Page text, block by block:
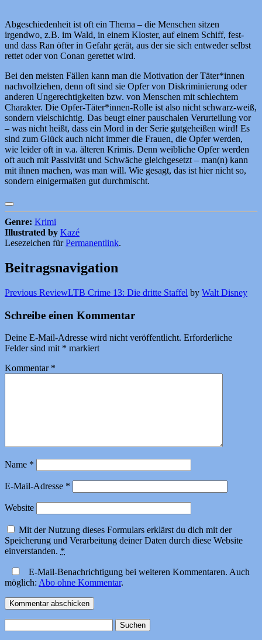
Abgeschiedenheit ist oft ein Thema – die Menschen sitzen
irgendwo, z.B. im Wald, in einem Kloster, auf einem Schiff, fest-
und dass Ran öfter in Gefahr gerät, aus der sie sich entweder selbst
rettet oder von Conan gerettet wird.
Bei den meisten Fällen kann man die Motivation der Täter*innen
nachvollziehen, denn oft sind sie Opfer von Diskriminierung oder
anderen Ungerechtigkeiten bzw. von Menschen mit schlechtem
Charakter. Die Opfer-Täter*innen-Rolle ist also nicht schwarz-weiß,
sondern vielschichtig. Das beugt einer pauschalen Verurteilung vor
– was nicht heißt, dass ein Mord in der Serie gutgeheißen wird! Es
sind zum Glück auch nicht immer die Frauen, die Opfer werden,
wie leider oft in v.a. älteren Krimis. Denn weibliche Opfer werden
oft auch mit Passivität und Schwäche gleichgesetzt – man(n) kann
mit ihnen machen, was man will. Wie gesagt, das ist hier nicht so,
sondern einigermaßen gut durchmischt.
Genre: Krimi
Illustrated by Kazé
Lesezeichen fürPermanentlink.
Beitragsnavigation
Previous ReviewLTB Crime 13: Die dritte Staffel by Walt Disney
Schreibe einen Kommentar
Deine E-Mail-Adresse wird nicht veröffentlicht. Erforderliche
Felder sind mit * markiert
Kommentar *
Name *
E-Mail-Adresse *
Website
Mit der Nutzung dieses Formulars erklärst du dich mit der
Speicherung und Verarbeitung deiner Daten durch diese Website
einverstanden. *
E-Mail-Benachrichtigung bei weiteren Kommentaren. Auch
möglich: Abo ohne Kommentar.
nach: